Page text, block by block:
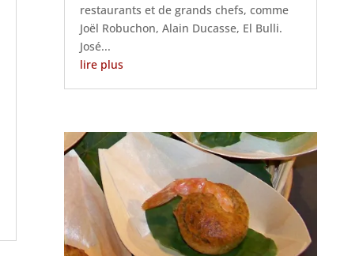
restaurants et de grands chefs, comme
Joël Robuchon, Alain Ducasse, El Bulli.
José...
lire plus